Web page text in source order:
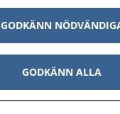
GODKÄNN
GODKÄNN ALLA